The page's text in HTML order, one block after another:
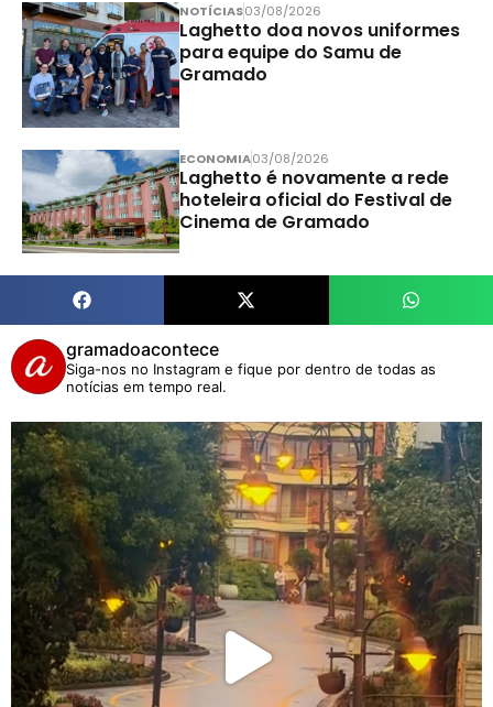
NOTÍCIAS03/08/2026
Laghetto doa novos uniformes
para equipe do Samu de
Gramado
ECONOMIA03/08/2026
Laghetto é novamente a rede
hoteleira oficial do Festival de
Cinema de Gramado
gramadoacontece
Siga-nos no Instagram e fique por dentro de todas as
notícias em tempo real.